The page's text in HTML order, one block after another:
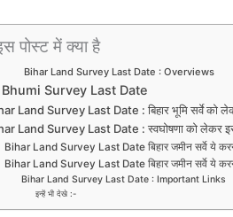
पोस्ट में क्या है
Bihar Land Survey Last Date : Overviews
Survey Last Date
Land Survey Last Date : बिहार भूमि सर्वे को
Land Survey Last Date : स्वघोषणा को लेकर इस
Bihar Land Survey Last Date बिहार जमीन सर्वे ये
Bihar Land Survey Last Date बिहार जमीन सर्वे ये
Bihar Land Survey Last Date : Important Links
इन्हें भी देखे :-